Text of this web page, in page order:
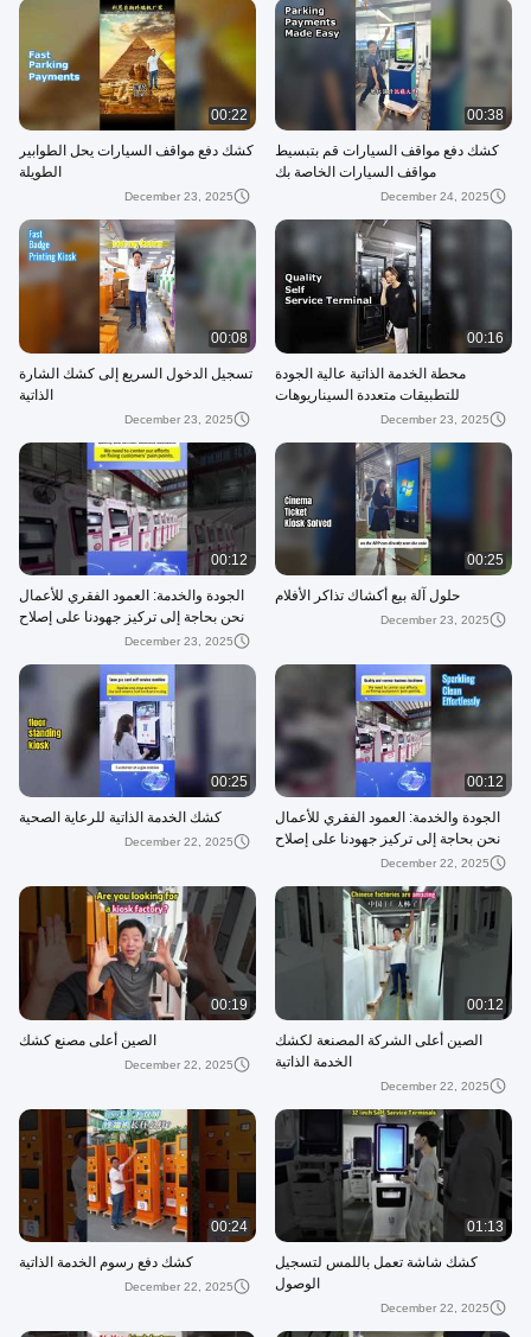
00:38
كشك دفع مواقف السيارات قم بتبسيط
مواقف السيارات الخاصة بك
December 24, 2025
00:22
كشك دفع مواقف السيارات يحل الطوابير
الطويلة
December 23, 2025
00:16
محطة الخدمة الذاتية عالية الجودة
للتطبيقات متعددة السيناريوهات
December 23, 2025
00:08
تسجيل الدخول السريع إلى كشك الشارة
الذاتية
December 23, 2025
00:25
حلول آلة بيع أكشاك تذاكر الأفلام
December 23, 2025
00:12
الجودة والخدمة: العمود الفقري للأعمال
نحن بحاجة إلى تركيز جهودنا على إصلاح
نقاط الضعف لدى العملاءDecember 23, 2025
00:12
الجودة والخدمة: العمود الفقري للأعمال
نحن بحاجة إلى تركيز جهودنا على إصلاح
نقاط الضعف لدى العملاءDecember 22, 2025
00:25
كشك الخدمة الذاتية للرعاية الصحية
December 22, 2025
00:12
الصين أعلى الشركة المصنعة لكشك
الخدمة الذاتية
December 22, 2025
00:19
الصين أعلى مصنع كشك
December 22, 2025
01:13
كشك شاشة تعمل باللمس لتسجيل
الوصول
December 22, 2025
00:24
كشك دفع رسوم الخدمة الذاتية
December 22, 2025